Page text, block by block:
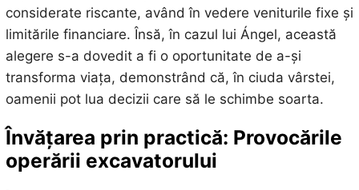
considerate riscante, având în vedere veniturile fixe și
limitările financiare. Însă, în cazul lui Ángel, această
alegere s-a dovedit a fi o oportunitate de a-și
transforma viața, demonstrând că, în ciuda vârstei,
oamenii pot lua decizii care să le schimbe soarta.
Învățarea prin practică: Provocările
operării excavatorului